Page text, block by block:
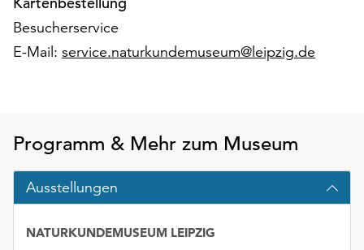
Schaltfläche
Einstellungen“
Cookies
werden
auch
ohne
Ihr
Einverständnis
Besucherservice
E-Mail: service.naturkundemuseum@leipzig.de
Programm & Mehr zum Museum
Ausstellungen
NATURKUNDEMUSEUM LEIPZIG